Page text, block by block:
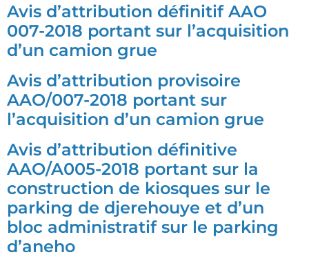
Avis d’attribution définitif AAO
007-2018 portant sur l’acquisition
d’un camion grue
Avis d’attribution provisoire
AAO/007-2018 portant sur
l’acquisition d’un camion grue
Avis d’attribution définitive
AAO/A005-2018 portant sur la
construction de kiosques sur le
parking de djerehouye et d’un
bloc administratif sur le parking
d’aneho